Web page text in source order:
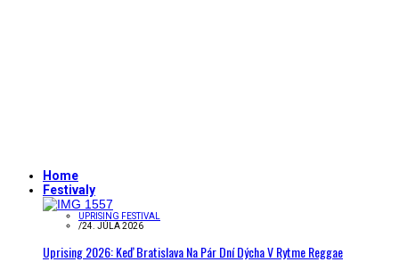
Home
Festivaly
UPRISING FESTIVAL
/24. JÚLA 2026
Uprising 2026: Keď Bratislava Na Pár Dní Dýcha V Rytme Reggae